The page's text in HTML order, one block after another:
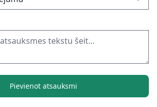
Pievienot atsauksmi